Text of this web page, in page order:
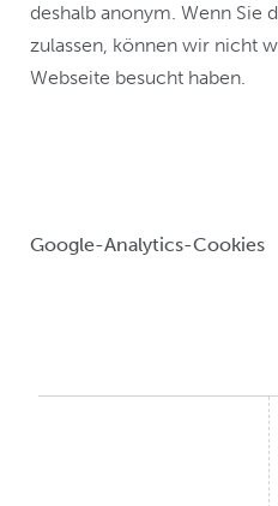
deshalb anonym. Wenn Sie
zulassen, können wir nicht
Webseite besucht haben.
Google-Analytics-Cookies